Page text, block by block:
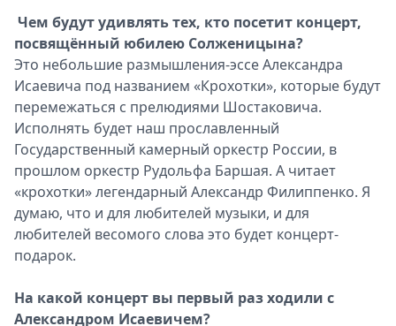
О
Metro
Стримы
Спецпроекты
Звезды
Выборы
2026
Скачай
Metro
Чем будут удивлять тех, кто посетит концерт,
посвящённый юбилею Солженицына?
Это небольшие размышления-эссе Александра
Исаевича под названием «Крохотки», которые будут
перемежаться с прелюдиями Шостаковича.
Исполнять будет наш прославленный
Государственный камерный оркестр России, в
прошлом оркестр Рудольфа Баршая. А читает
«крохотки» легендарный Александр Филиппенко. Я
думаю, что и для любителей музыки, и для
любителей весомого слова это будет концерт-
подарок.
На какой концерт вы первый раз ходили с
Александром Исаевичем?